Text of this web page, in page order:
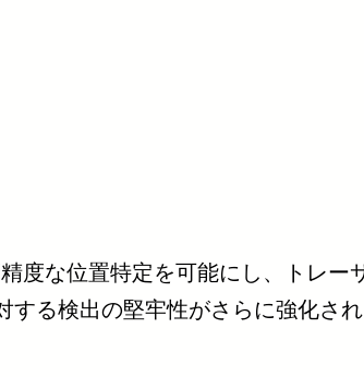
度な位置特定を可能にし、トレ
る検出の堅牢性がさらに強化され